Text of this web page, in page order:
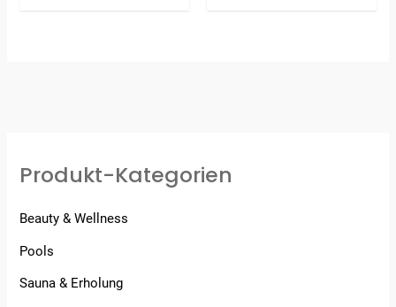
Produkt-Kategorien
Beauty & Wellness
Pools
Sauna & Erholung